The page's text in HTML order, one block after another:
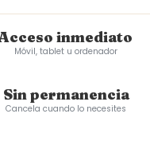
inmediato
Móvil, tablet u ordenador
Sin permanencia
Cancela cuando lo necesites